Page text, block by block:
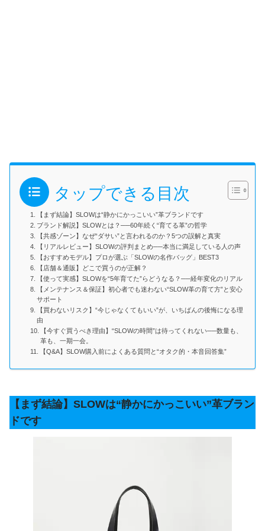
タップできる目次
【まず結論】SLOWは“静かにかっこいい”革ブランドです
ブランド解説】SLOWとは？──60年続く“育てる革”の哲学
【共感ゾーン】なぜ“ダサい”と言われるのか？5つの誤解と真実
【リアルレビュー】SLOWの評判まとめ──本当に満足している人の声
【おすすめモデル】プロが選ぶ「SLOWの名作バッグ」BEST3
【店舗＆通販】どこで買うのが正解？
【使って実感】SLOWを“5年育てた”らどうなる？──経年変化のリアル
【メンテナンス＆保証】初心者でも迷わない“SLOW革の育て方”と安心
サポート
【買わないリスク】“今じゃなくてもいい”が、いちばんの後悔になる理
由
【今すぐ買うべき理由】“SLOWの時間”は待ってくれない──数量も、
革も、一期一会。
【Q&A】SLOW購入前によくある質問と“オタク的・本音回答集”
【まず結論】SLOWは“静かにかっこいい”革ブラン
ドです